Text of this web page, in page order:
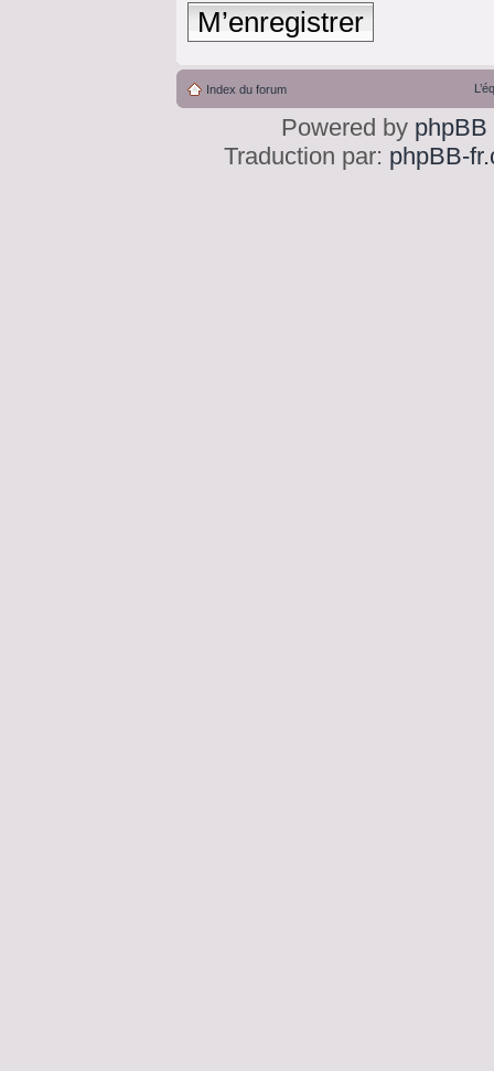
M’enregistrer
Index du forum
Powered by phpBB
Traduction par: phpBB-